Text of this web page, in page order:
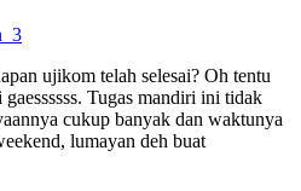
ujikom telah selesai? Oh tentu
Tugas mandiri ini tidak
cukup banyak dan waktunya
lumayan deh buat